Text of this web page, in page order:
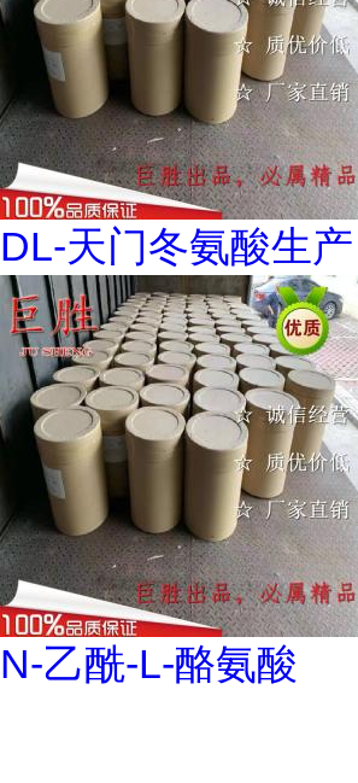
DL-天门冬氨酸生产
N-乙酰-L-酪氨酸